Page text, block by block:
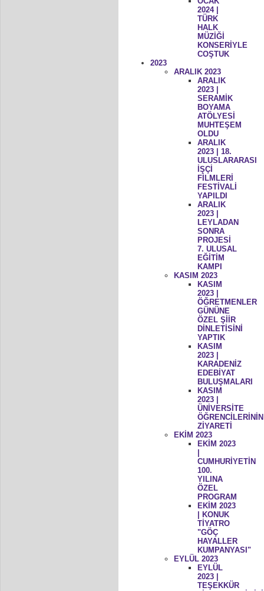
2024 |
TÜRK
HALK
MÜZİĞİ
KONSERİYLE
COŞTUK
2023
ARALIK 2023
ARALIK
2023 |
SERAMİK
BOYAMA
ATÖLYESİ
MUHTEŞEM
OLDU
ARALIK
2023 | 18.
ULUSLARARASI
İŞÇİ
FİLMLERİ
FESTİVALİ
YAPILDI
ARALIK
2023 |
LEYLADAN
SONRA
PROJESİ
7. ULUSAL
EĞİTİM
KAMPI
KASIM 2023
KASIM
2023 |
ÖĞRETMENLER
GÜNÜNE
ÖZEL ŞİİR
DİNLETİSİNİ
YAPTIK
KASIM
2023 |
KARADENİZ
EDEBİYAT
BULUŞMALARI
KASIM
2023 |
ÜNİVERSİTE
ÖĞRENCİLERİNİN
ZİYARETİ
EKİM 2023
EKİM 2023
CUMHURİYETİN
100.
YILINA
ÖZEL
PROGRAM
EKİM 2023
| KONUK
TİYATRO
"GÖÇ
HAYALLER
KUMPANYASI"
EYLÜL 2023
EYLÜL
2023 |
TEŞEKKÜR